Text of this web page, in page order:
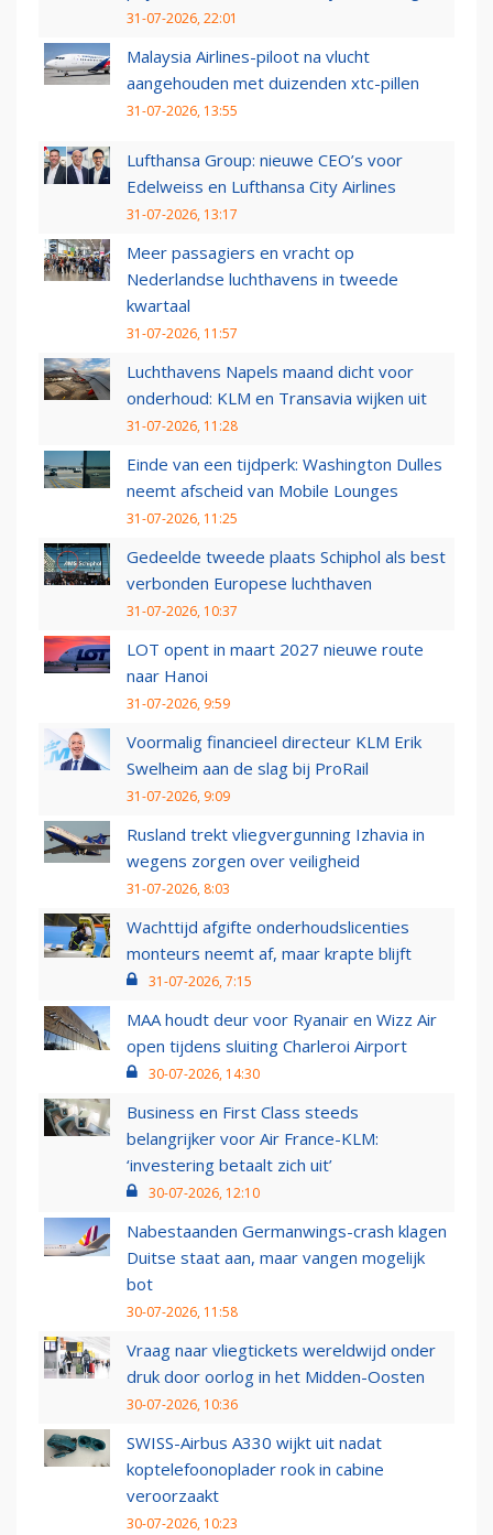
31-07-2026, 22:01
Malaysia Airlines-piloot na vlucht
aangehouden met duizenden xtc-pillen
31-07-2026, 13:55
Lufthansa Group: nieuwe CEO’s voor
Edelweiss en Lufthansa City Airlines
31-07-2026, 13:17
Meer passagiers en vracht op
Nederlandse luchthavens in tweede
kwartaal
31-07-2026, 11:57
Luchthavens Napels maand dicht voor
onderhoud: KLM en Transavia wijken uit
31-07-2026, 11:28
Einde van een tijdperk: Washington Dulles
neemt afscheid van Mobile Lounges
31-07-2026, 11:25
Gedeelde tweede plaats Schiphol als best
verbonden Europese luchthaven
31-07-2026, 10:37
LOT opent in maart 2027 nieuwe route
naar Hanoi
31-07-2026, 9:59
Voormalig financieel directeur KLM Erik
Swelheim aan de slag bij ProRail
31-07-2026, 9:09
Rusland trekt vliegvergunning Izhavia in
wegens zorgen over veiligheid
31-07-2026, 8:03
Wachttijd afgifte onderhoudslicenties
monteurs neemt af, maar krapte blijft
31-07-2026, 7:15
MAA houdt deur voor Ryanair en Wizz Air
open tijdens sluiting Charleroi Airport
30-07-2026, 14:30
Business en First Class steeds
belangrijker voor Air France-KLM:
‘investering betaalt zich uit’
30-07-2026, 12:10
Nabestaanden Germanwings-crash klagen
Duitse staat aan, maar vangen mogelijk
bot
30-07-2026, 11:58
Vraag naar vliegtickets wereldwijd onder
druk door oorlog in het Midden-Oosten
30-07-2026, 10:36
SWISS-Airbus A330 wijkt uit nadat
koptelefoonoplader rook in cabine
veroorzaakt
30-07-2026, 10:23